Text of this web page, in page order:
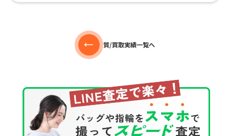
質/買取実績一覧へ